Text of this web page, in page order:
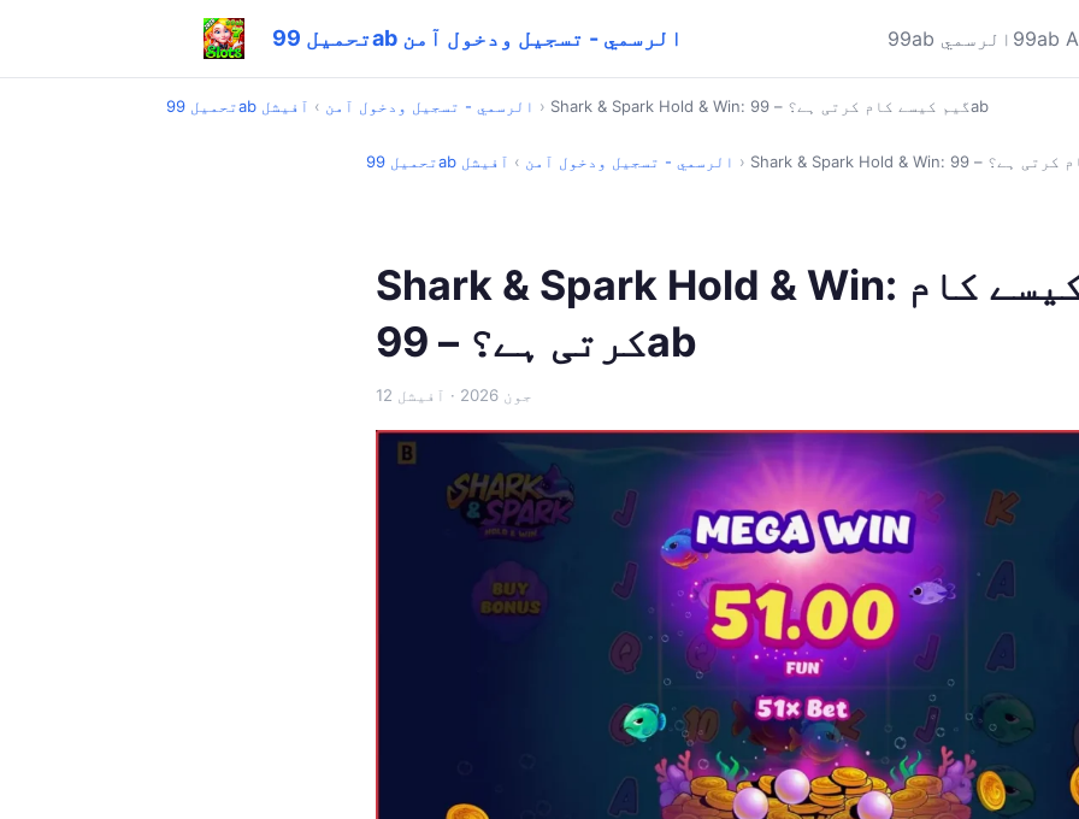
تحميل 99ab الرسمي - تسجيل ودخول آمن 99ab الرسمي 99ab
تحميل 99ab الرسمي - تسجيل ودخول آمن › آفیشل › Shark & Spark Hold & Win: گیم کیسے کام کرتی ہے؟ – 99ab
تحميل 99ab الرسمي - تسجيل ودخول آمن › آفیشل ›
Shark & Spark Hold & Win: گیم کیسے کام
کرتی ہے؟ – 99ab
12 جون 2026 · آفیشل